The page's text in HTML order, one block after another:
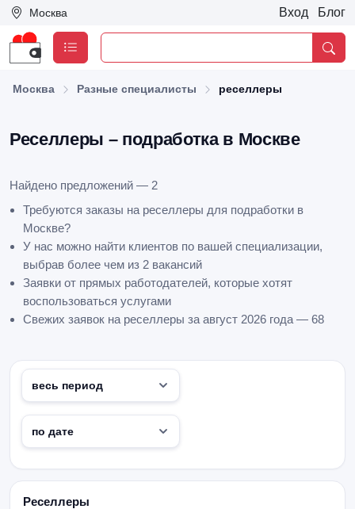
Москва Вход Блог
Москва Разные специалисты реселлеры
Реселлеры – подработка в Москве
Найдено предложений — 2
Требуются заказы на реселлеры для подработки в
Москве?
У нас можно найти клиентов по вашей специализации,
выбрав более чем из 2 вакансий
Заявки от прямых работодателей, которые хотят
воспользоваться услугами
Свежих заявок на реселлеры за август 2026 года — 68
Реселлеры